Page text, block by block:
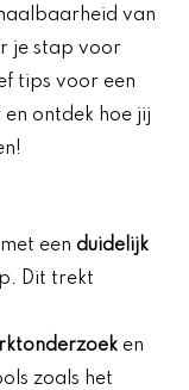
van
je stap voor
tips voor een
ontdek hoe jij
een duidelijk
Dit trekt
en
zoals het